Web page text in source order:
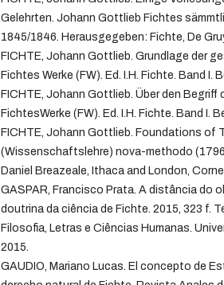
Gelehrten. Johann Gottlieb Fichtes
1845/1846. Herausgegeben: Fichte, De
FICHTE, Johann Gottlieb. Grundlage der
Fichtes Werke (FW). Ed. I.H. Fichte. Band I.
FICHTE, Johann Gottlieb. Über den Begriff
FichtesWerke (FW). Ed. I.H. Fichte. Band I.
FICHTE, Johann Gottlieb. Foundations of
(Wissenschaftslehre) nova-methodo
Daniel Breazeale, Ithaca and London,
GASPAR, Francisco Prata. A distância do
doutrina da ciência de Fichte. 2015, 323 f.
Filosofia, Letras e Ciências Humanas.
2015.
GAUDIO, Mariano Lucas. El concepto de